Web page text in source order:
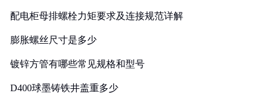
配电柜母排螺栓力矩要求及连接规范详解
膨胀螺丝尺寸是多少
镀锌方管有哪些常见规格和型号
D400球墨铸铁井盖重多少